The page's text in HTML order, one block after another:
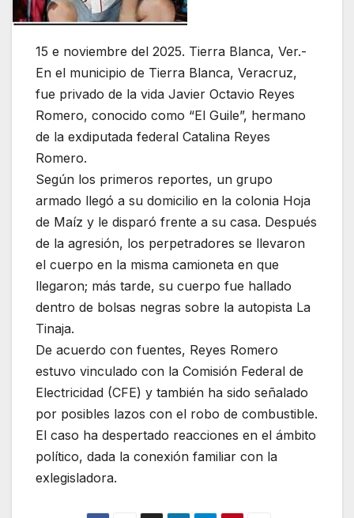
15 e noviembre del 2025. Tierra Blanca, Ver.-
En el municipio de Tierra Blanca, Veracruz,
fue privado de la vida Javier Octavio Reyes
Romero, conocido como “El Guile”, hermano
de la exdiputada federal Catalina Reyes
Romero.
Según los primeros reportes, un grupo
armado llegó a su domicilio en la colonia Hoja
de Maíz y le disparó frente a su casa. Después
de la agresión, los perpetradores se llevaron
el cuerpo en la misma camioneta en que
llegaron; más tarde, su cuerpo fue hallado
dentro de bolsas negras sobre la autopista La
Tinaja.
De acuerdo con fuentes, Reyes Romero
estuvo vinculado con la Comisión Federal de
Electricidad (CFE) y también ha sido señalado
por posibles lazos con el robo de combustible.
El caso ha despertado reacciones en el ámbito
político, dada la conexión familiar con la
exlegisladora.